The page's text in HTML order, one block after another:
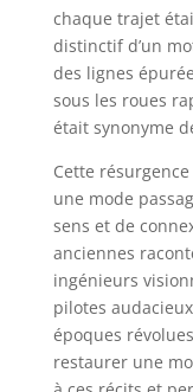
chaque trajet
distinctif d’un
des lignes
sous les roues
était synonyme
Cette
une mode
sens et de
anciennes
ingénieurs
pilotes
époques
restaurer une